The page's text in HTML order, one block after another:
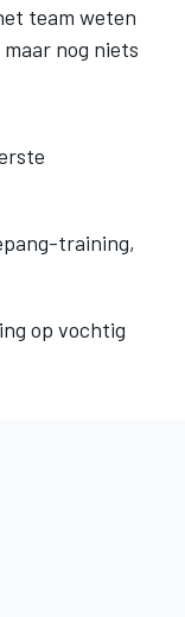
team weten
nog niets
training,
op vochtig